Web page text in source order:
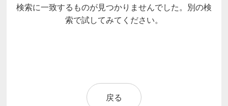
検索に一致するものが見つかりませんでした。別の検
索で試してみてください。
戻る